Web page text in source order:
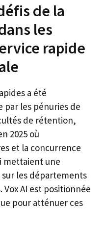
de la
les
rapide
a été
les pénuries de
de rétention,
2025 où
et la concurrence
mettaient une
les départements
Vox AI est positionnée
pour atténuer ces